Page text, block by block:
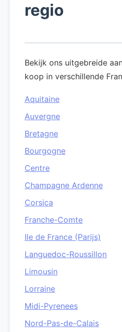
regio
Bekijk ons uitgebreide
koop in verschillende
Aquitaine
Auvergne
Bretagne
Bourgogne
Centre
Champagne Ardenne
Corsica
Franche-Comte
Ile de France (Parijs)
Languedoc-Roussillon
Limousin
Lorraine
Midi-Pyrenees
Nord-Pas-de-Calais